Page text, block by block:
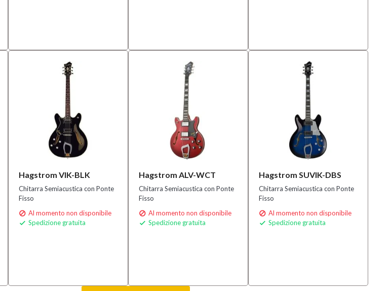
Hagstrom VIK-BLK
Chitarra Semiacustica con Ponte
Fisso
 Al momento non disponibile
 Spedizione gratuita
Hagstrom ALV-WCT
Chitarra Semiacustica con Ponte
Fisso
 Al momento non disponibile
 Spedizione gratuita
Hagstrom SUVIK-DBS
Chitarra Semiacustica con Ponte
Fisso
 Al momento non disponibile
 Spedizione gratuita